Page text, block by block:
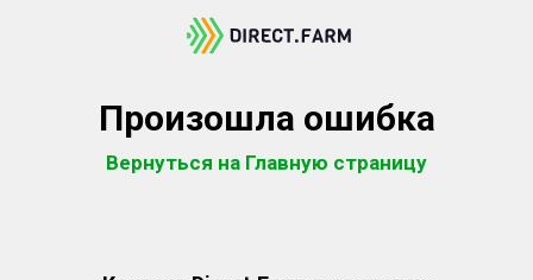
Произошла ошибка
Вернуться на Главную страницу